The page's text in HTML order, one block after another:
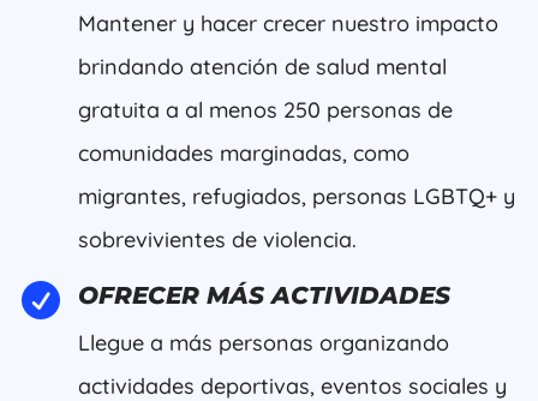
Mantener y hacer crecer nuestro impacto
brindando atención de salud mental
gratuita a al menos 250 personas de
comunidades marginadas, como
migrantes, refugiados, personas LGBTQ+ y
sobrevivientes de violencia.
 OFRECER MÁS ACTIVIDADES
Llegue a más personas organizando
actividades deportivas, eventos sociales y